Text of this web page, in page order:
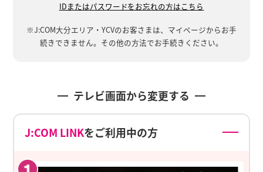
IDまたはパスワードをお忘れの方はこちら
※J:COM大分エリア・YCVのお客さまは、マイページからお手
続きできません。 その他の方法でお手続きください。
テレビ画面から変更する
J:COM LINKをご利用中の方